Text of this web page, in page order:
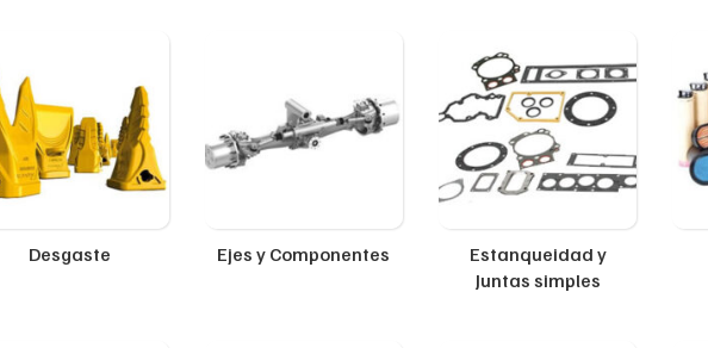
Desgaste Ejes y Componentes
Estanqueidad y
Juntas simples